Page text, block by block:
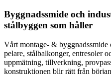
Byggnadssmide och
stålbyggen som håller
Vårt montage- & byggnadssmide
pelare, stålbalkonger, entresoler
uppmätning, tillverkning,
konstruktionen blir rätt från